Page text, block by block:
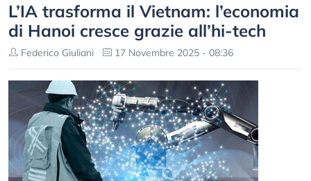
L’IA trasforma il Vietnam: l’economia
di Hanoi cresce grazie all’hi-tech
Federico Giuliani 17 Novembre 2025 - 08:36